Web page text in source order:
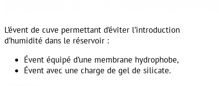
L’évent de cuve permettant d’éviter l’introduction
d’humidité dans le réservoir :
Évent équipé d’une membrane hydrophobe,
Évent avec une charge de gel de silicate.